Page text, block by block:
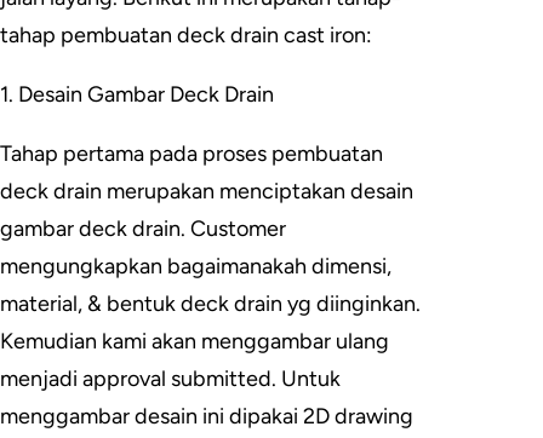
tahap pembuatan deck drain cast iron:
1. Desain Gambar Deck Drain
Tahap pertama pada proses pembuatan
deck drain merupakan menciptakan desain
gambar deck drain. Customer
mengungkapkan bagaimanakah dimensi,
material, & bentuk deck drain yg diinginkan.
Kemudian kami akan menggambar ulang
menjadi approval submitted. Untuk
menggambar desain ini dipakai 2D drawing